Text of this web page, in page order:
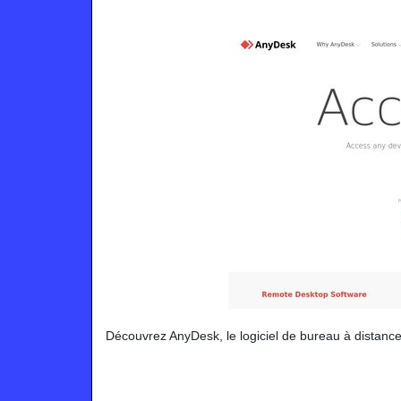
Découvrez AnyDesk, le logiciel de bureau à